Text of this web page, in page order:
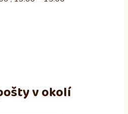
v okolí